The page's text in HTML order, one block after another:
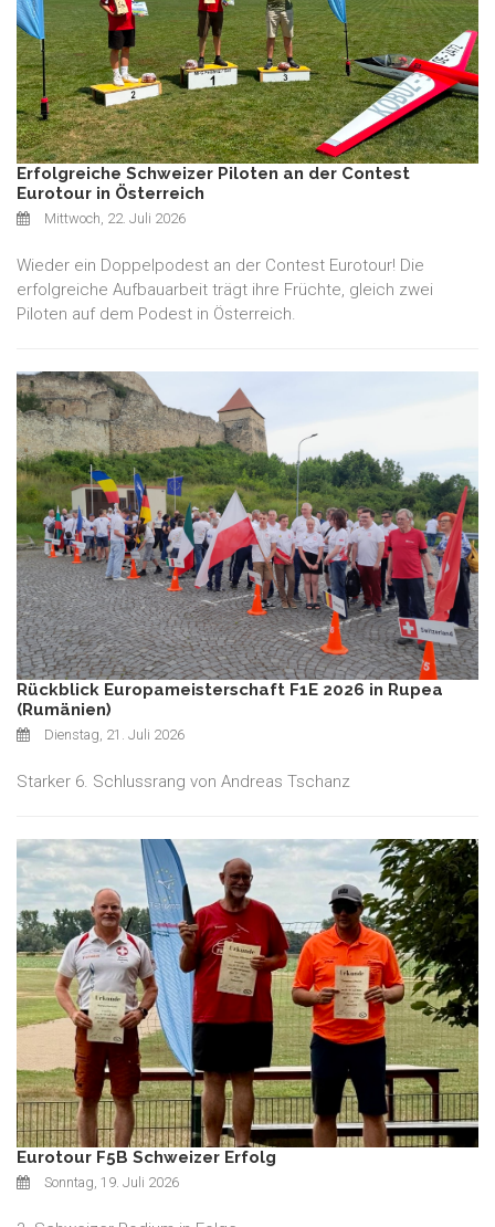
Erfolgreiche Schweizer Piloten an der Contest
Eurotour in Österreich
Mittwoch, 22. Juli 2026
Wieder ein Doppelpodest an der Contest Eurotour! Die
erfolgreiche Aufbauarbeit trägt ihre Früchte, gleich zwei
Piloten auf dem Podest in Österreich.
Rückblick Europameisterschaft F1E 2026 in Rupea
(Rumänien)
Dienstag, 21. Juli 2026
Starker 6. Schlussrang von Andreas Tschanz
Eurotour F5B Schweizer Erfolg
Sonntag, 19. Juli 2026